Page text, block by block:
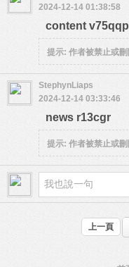
2024-12-14 01:38:58
content v75qqp
提示: 作者被禁止或
StephynLiaps
2024-12-14 03:33:46
news r13cgr
提示: 作者被禁止或
上一頁